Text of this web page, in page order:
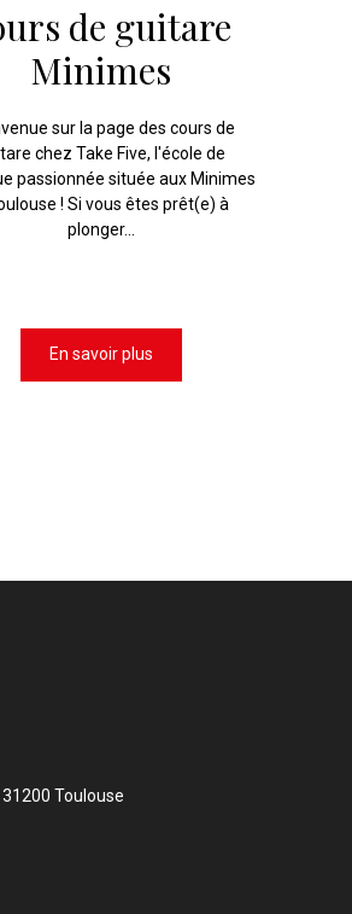
de guitare
Minimes
sur la page des cours de
chez Take Five, l'école de
passionnée située aux Minimes
! Si vous êtes prêt(e) à
plonger...
En savoir plus
Toulouse